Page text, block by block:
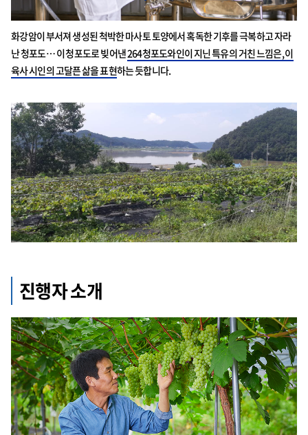
화강암이 부서져 생성된 척박한 마사토 토양에서 혹독한 기후를 극복하고 자라
난 청포도… 이 청포도로 빚어낸264청포도와인이 지닌 특유의 거친 느낌은, 이
육사 시인의 고달픈 삶을 표현하는 듯합니다.
진행자 소개